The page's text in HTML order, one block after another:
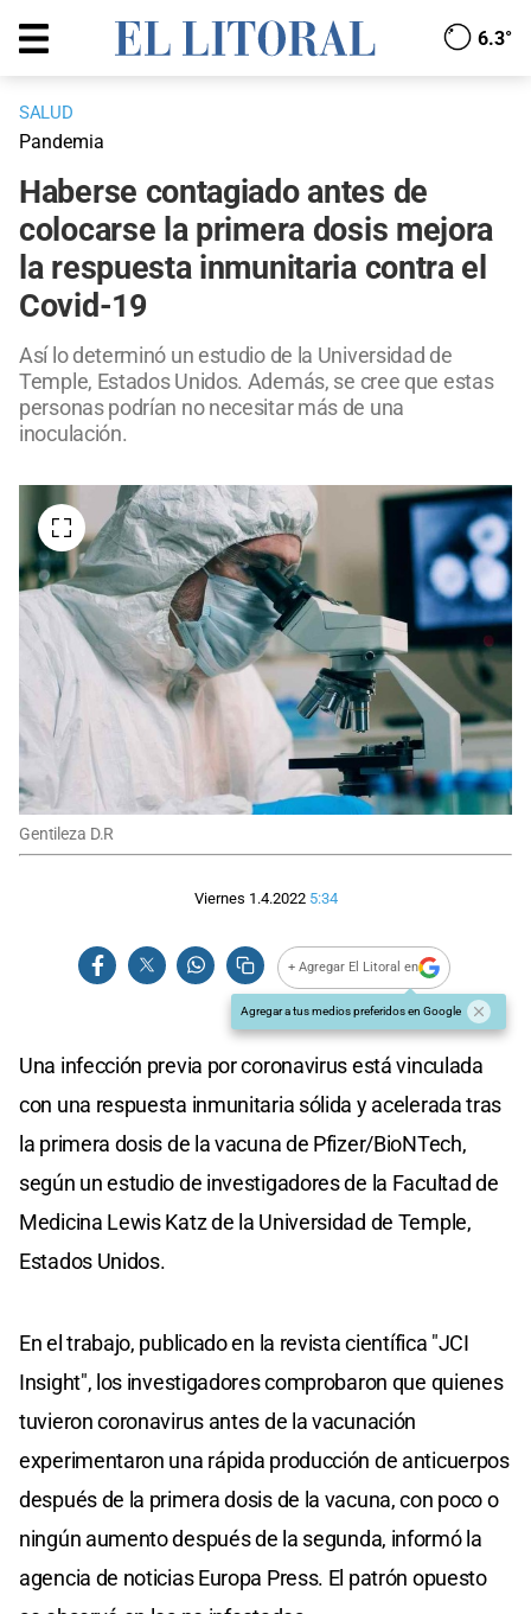
6.3°
SALUD
Pandemia
Haberse contagiado antes de
colocarse la primera dosis mejora
la respuesta inmunitaria contra el
Covid-19
Así lo determinó un estudio de la Universidad de
Temple, Estados Unidos. Además, se cree que estas
personas podrían no necesitar más de una
inoculación.
Gentileza D.R
Viernes 1.4.2022 5:34
+ Agregar El Litoral en
Agregar a tus medios preferidos en Google
Una infección previa por coronavirus está vinculada
con una respuesta inmunitaria sólida y acelerada tras
la primera dosis de la vacuna de Pfizer/BioNTech,
según un estudio de investigadores de la Facultad de
Medicina Lewis Katz de la Universidad de Temple,
Estados Unidos.
En el trabajo, publicado en la revista científica "JCI
Insight", los investigadores comprobaron que quienes
tuvieron coronavirus antes de la vacunación
experimentaron una rápida producción de anticuerpos
después de la primera dosis de la vacuna, con poco o
ningún aumento después de la segunda, informó la
agencia de noticias Europa Press. El patrón opuesto